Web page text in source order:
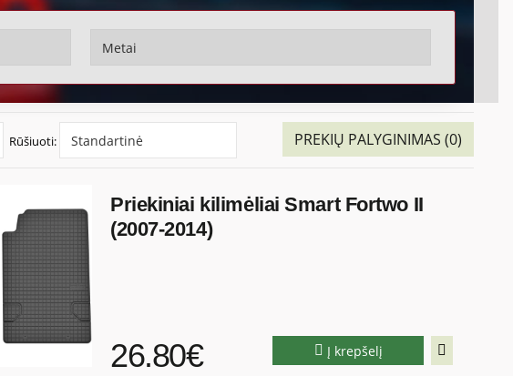
PREKIŲ PALYGINIMAS (0)
Rūšiuoti:
Priekiniai kilimėliai Smart Fortwo II
(2007-2014)
26.80€ Į krepšelį